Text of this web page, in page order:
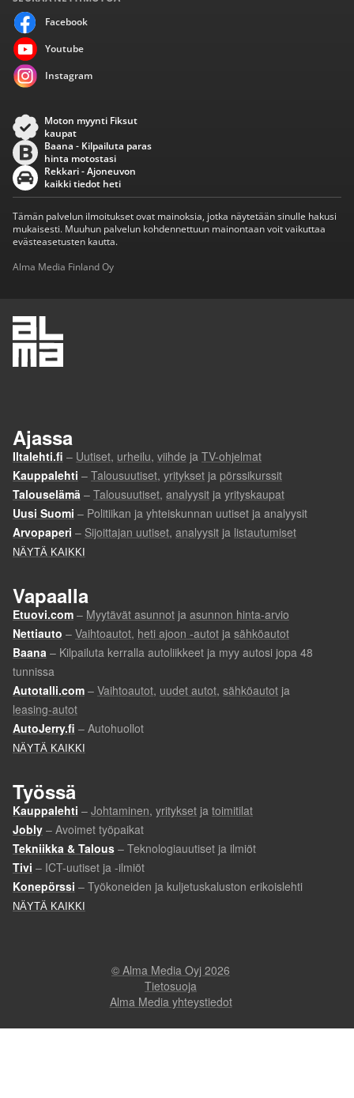
Facebook
Youtube
Instagram
Moton myynti Fiksut
kaupat
Baana - Kilpailuta paras
hinta motostasi
Rekkari - Ajoneuvon
kaikki tiedot heti
Tämän palvelun ilmoitukset ovat mainoksia, jotka näytetään sinulle hakusi
mukaisesti. Muuhun palvelun kohdennettuun mainontaan voit vaikuttaa
evästeasetusten kautta.
Alma Media Finland Oy